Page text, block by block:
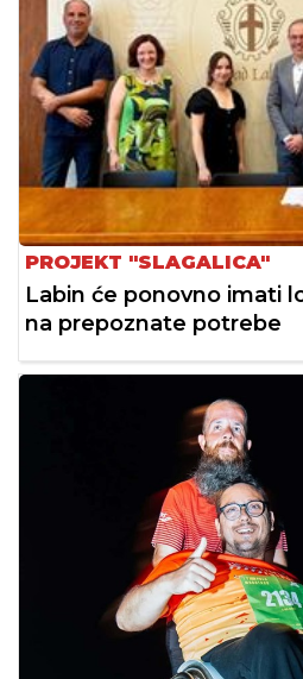
PROJEKT "SLAGALICA"
Labin će ponovno imati
na prepoznate potrebe